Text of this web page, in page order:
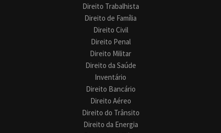
Direito Trabalhista
Direito de Família
Direito Civil
Direito Penal
Direito Militar
Direito da Saúde
Inventário
Direito Bancário
Direito Aéreo
Direito do Trânsito
Direito da Energia